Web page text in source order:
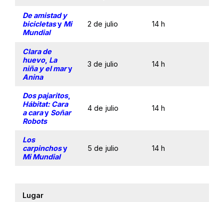
De amistad y
bicicletasy Mi
Mundial
2 de julio 14 h
Clara de
huevo, La
niña y el mary
Anina
3 de julio 14 h
Dos pajaritos,
Hábitat: Cara
a caray Soñar
Robots
4 de julio 14 h
Los
carpinchosy
Mi Mundial
5 de julio 14 h
Lugar